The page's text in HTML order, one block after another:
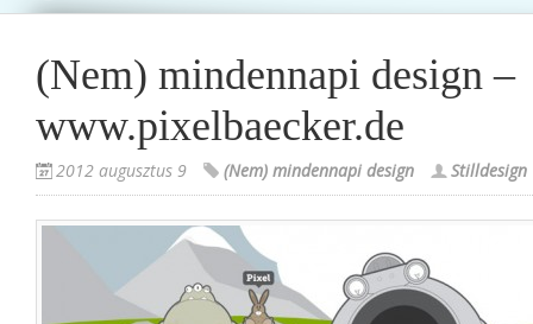
(Nem) mindennapi design –
www.pixelbaecker.de
2012 augusztus 9 (Nem) mindennapi design Stilldesign